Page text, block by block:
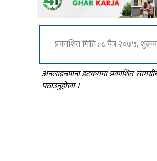
प्रकाशित मिति : ८ चैत्र २०७५,
अनलाइनपाना डटकममा प्रकाशित
पठाउनुहोला ।